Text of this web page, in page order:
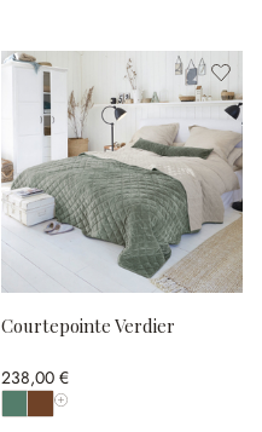
Courtepointe Verdier
238,00 €
Afficher toutes les couleurs